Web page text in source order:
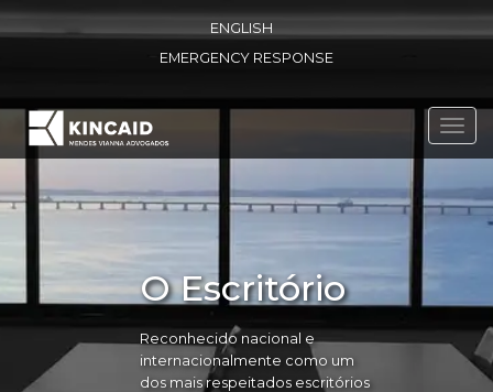
ENGLISH
EMERGENCY RESPONSE
O Escritório
Reconhecido nacional e
internacionalmente como um
dos mais respeitados escritórios